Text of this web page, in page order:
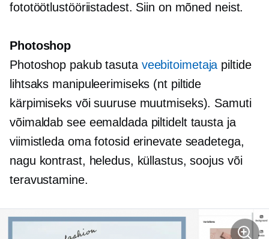
fototöötlustööriistadest. Siin on mõned neist.
Photoshop
Photoshop pakub tasuta veebitoimetaja piltide
lihtsaks manipuleerimiseks (nt piltide
kärpimiseks või suuruse muutmiseks). Samuti
võimaldab see eemaldada piltidelt tausta ja
viimistleda oma fotosid erinevate seadetega,
nagu kontrast, heledus, küllastus, soojus või
teravustamine.